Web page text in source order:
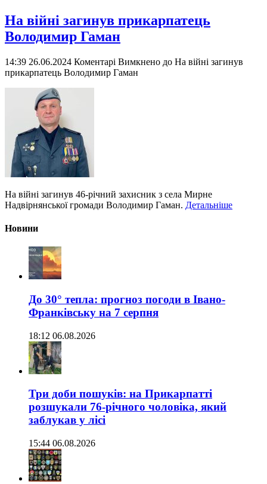
На війні загинув прикарпатець
Володимир Гаман
14:39 26.06.2024 Коментарі Вимкнено до На війні загинув
прикарпатець Володимир Гаман
На війні загинув 46-річний захисник з села Мирне
Надвірнянської громади Володимир Гаман. Детальніше
Новини
До 30° тепла: прогноз погоди в Івано-
Франківську на 7 серпня
18:12 06.08.2026
Три доби пошуків: на Прикарпатті
розшукали 76-річного чоловіка, який
заблукав у лісі
15:44 06.08.2026